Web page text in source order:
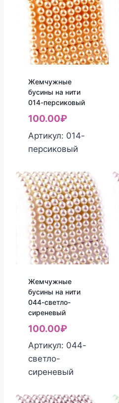
Жемчужные
бусины на нити
014-персиковый
100.00₽
Артикул: 014-
персиковый
Жемчужные
бусины на нити
044-светло-
сиреневый
100.00₽
Артикул: 044-
светло-
сиреневый